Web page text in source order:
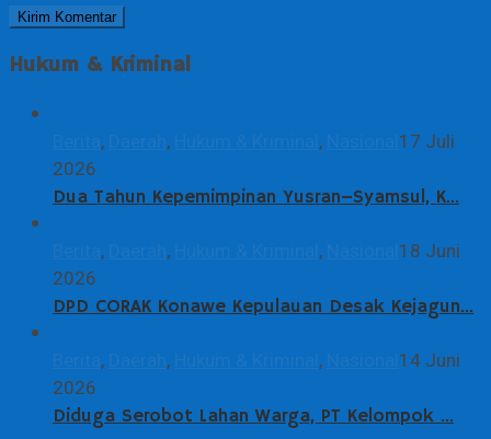
Hukum & Kriminal
, , ,
17 Juli
2026
Dua Tahun Kepemimpinan Yusran–Syamsul, K…
, , ,
18 Juni
2026
DPD CORAK Konawe Kepulauan Desak Kejagun…
, , ,
14 Juni
2026
Diduga Serobot Lahan Warga, PT Kelompok …